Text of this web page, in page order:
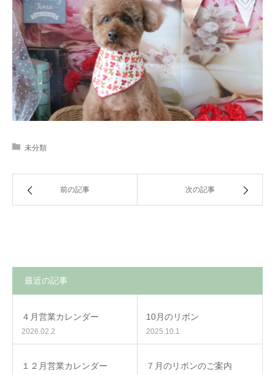
未分類
前の記事 次の記事
最近の記事
４月営業カレンダー
2026.02.2
10月のリボン
2025.10.1
１２月営業カレンダー ７月のリボンのご案内
SNS/リンク